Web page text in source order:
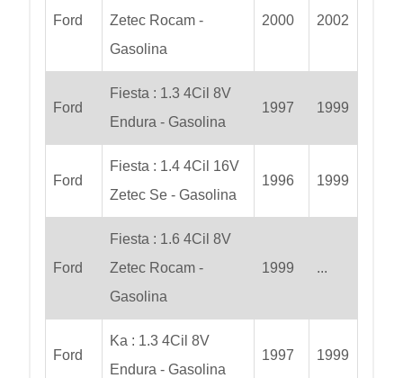
Ford
Zetec Rocam -
Gasolina
2000 2002
Ford
Fiesta : 1.3 4Cil 8V
Endura - Gasolina
1997 1999
Ford
Fiesta : 1.4 4Cil 16V
Zetec Se - Gasolina
1996 1999
Ford
Fiesta : 1.6 4Cil 8V
Zetec Rocam -
Gasolina
1999 ...
Ford
Ka : 1.3 4Cil 8V
Endura - Gasolina
1997 1999